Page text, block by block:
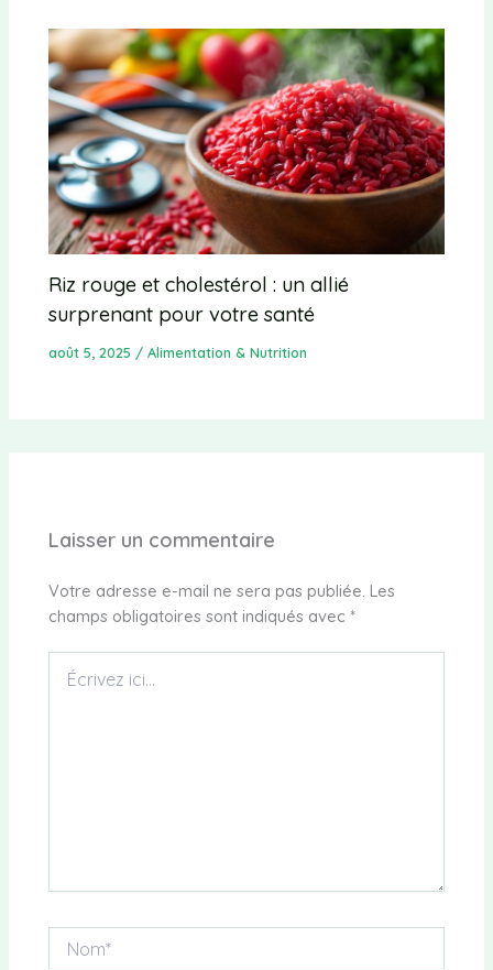
Riz rouge et cholestérol : un allié
surprenant pour votre santé
août 5, 2025 /Alimentation & Nutrition
Laisser un commentaire
Votre adresse e-mail ne sera pas publiée. Les
champs obligatoires sont indiqués avec *
ici…